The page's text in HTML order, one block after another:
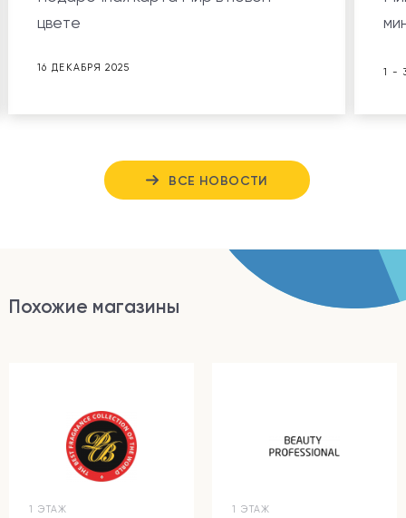
цвете
16 ДЕКАБРЯ 2025 1 -
ВСЕ НОВОСТИ
Похожие магазины
1 ЭТАЖ 1 ЭТАЖ